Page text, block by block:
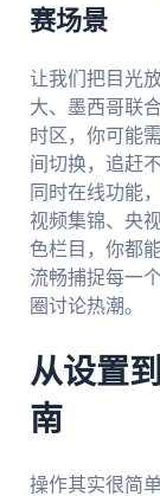
赛场景
让我们把目光
大、墨西哥联
时区，你可能
间切换，追赶
同时在线功能
视频集锦、央
色栏目，你都
流畅捕捉每一
圈讨论热潮。
从设置
南
操作其实很简